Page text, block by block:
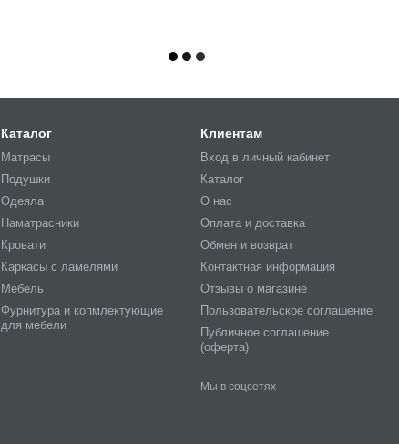
Каталог
Матрасы
Подушки
Одеяла
Наматрасники
Кровати
Каркасы с ламелями
Мебель
Фурнитура и копмлектующие
для мебели
Клиентам
Вход в личный кабинет
Каталог
О нас
Оплата и доставка
Обмен и возврат
Контактная информация
Отзывы о магазине
Пользовательское соглашение
Публичное соглашение
(оферта)
Мы в соцсетях